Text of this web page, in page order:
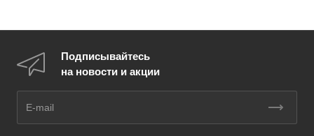
Подписывайтесь
на новости и акции